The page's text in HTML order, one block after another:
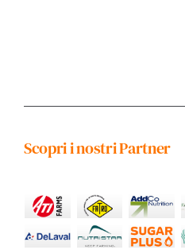
Scopri i nostri Partner